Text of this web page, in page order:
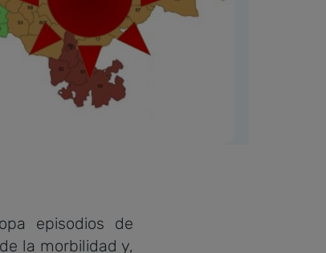
episodios de
la morbilidad y,